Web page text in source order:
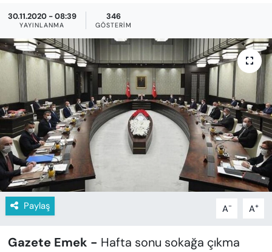
30.11.2020 - 08:39
YAYINLANMA
346
GÖSTERIM
Paylaş A- A+
Gazete Emek - Hafta sonu sokağa çıkma
EĞİTİM
KADIN
SAĞLIK
SPOR
KÜLTÜR-SANAT
MAGAZİN
ÖZEL HABER
YAZAR KÖŞESİ
Son Dakika Haberleri
Haber Arşivi